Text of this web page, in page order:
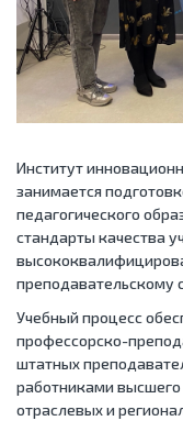
Институт
занимается
педагогического
стандарты качества
преподавательскому
Учебный процесс
профессорско-
штатных
работниками
отраслевых и